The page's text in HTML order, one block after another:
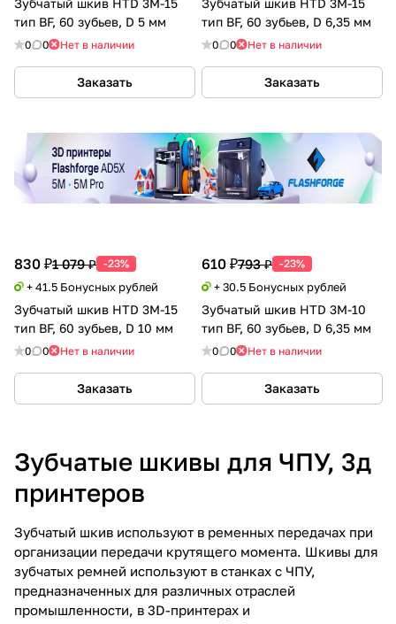
Зубчатый шкив HTD 3M-15
тип BF, 60 зубьев, D 5 мм
0 0 Нет в наличии
Заказать
Зубчатый шкив HTD 3M-15
тип BF, 60 зубьев, D 6,35 мм
0 0 Нет в наличии
Заказать
830 ₽1 079 ₽ -23%
+ 41.5 Бонусных рублей
Зубчатый шкив HTD 3M-15
тип BF, 60 зубьев, D 10 мм
0 0 Нет в наличии
Заказать
610 ₽793 ₽ -23%
+ 30.5 Бонусных рублей
Зубчатый шкив HTD 3M-10
тип BF, 60 зубьев, D 6,35 мм
0 0 Нет в наличии
Заказать
Зубчатые шкивы для ЧПУ, 3д
принтеров
Зубчатый шкив используют в ременных передачах при
организации передачи крутящего момента. Шкивы для
зубчатых ремней используют в станках с ЧПУ,
предназначенных для различных отраслей
промышленности, в 3D-принтерах и